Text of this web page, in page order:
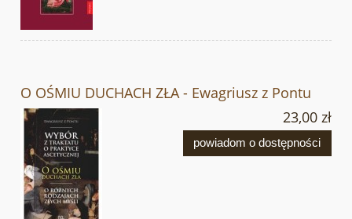
O OŚMIU DUCHACH ZŁA - Ewagriusz z Pontu
23,00 zł
powiadom o dostępności